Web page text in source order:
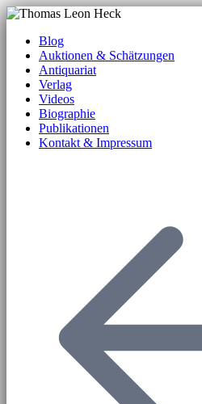
Blog
Auktionen & Schätzungen
Antiquariat
Verlag
Videos
Biographie
Publikationen
Kontakt & Impressum